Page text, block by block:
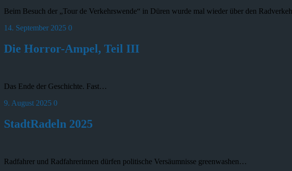
Beim Besuch der „Tour de Verkehrswende“ in Düren wurde mal wieder über den
14. September 2025 0
Die Horror-Ampel, Teil III
Das Ende der Geschichte. Fast…
9. August 2025 0
StadtRadeln 2025
Radfahrer und Radfahrerinnen dürfen politische Versäumnisse greenwashen…